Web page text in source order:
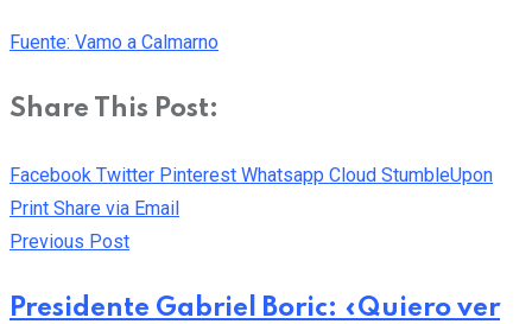
Fuente: Vamo a Calmarno
Share This Post:
Facebook Twitter Pinterest Whatsapp Cloud StumbleUpon
Print Share via Email
Previous Post
Presidente Gabriel Boric: «Quiero ver